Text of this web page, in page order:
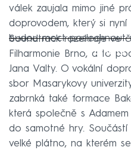
válek zaujala mimo jiné
doprovodem, který si nyní
budou moct poslechnout
Soundtrack rozehraje ve
Filharmonie Brno, a to
Jana Valty. O vokální
sbor Masarykovy
zabrnká také formace
která společně s
do samotné hry.
velké plátno, na kterém